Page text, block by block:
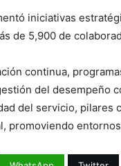
iniciativas
de 5,900 de
continua,
del desempeño
del servicio, pilares
promoviendo